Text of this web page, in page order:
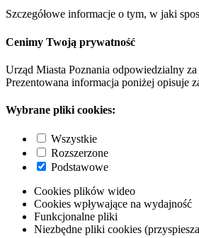
Szczegółowe informacje o tym, w jaki
Cenimy Twoją prywatność
Urząd Miasta Poznania odpowiedzialny
Prezentowana informacja poniżej opisuje
Wybrane pliki cookies:
Wszystkie
Rozszerzone
Podstawowe
Cookies plików wideo
Cookies wpływające na wydajność
Funkcjonalne pliki
Niezbędne pliki cookies